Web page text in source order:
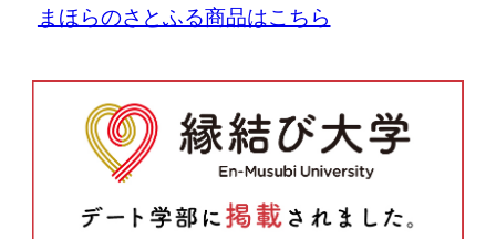
まほらのさとふる商品はこちら